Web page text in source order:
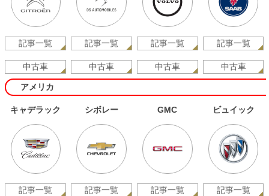
記事一覧
中古車
記事一覧
中古車
記事一覧
中古車
記事一覧
中古車
アメリカ
キャデラック
記事一覧
シボレー
記事一覧
GMC
記事一覧
ビュイック
記事一覧